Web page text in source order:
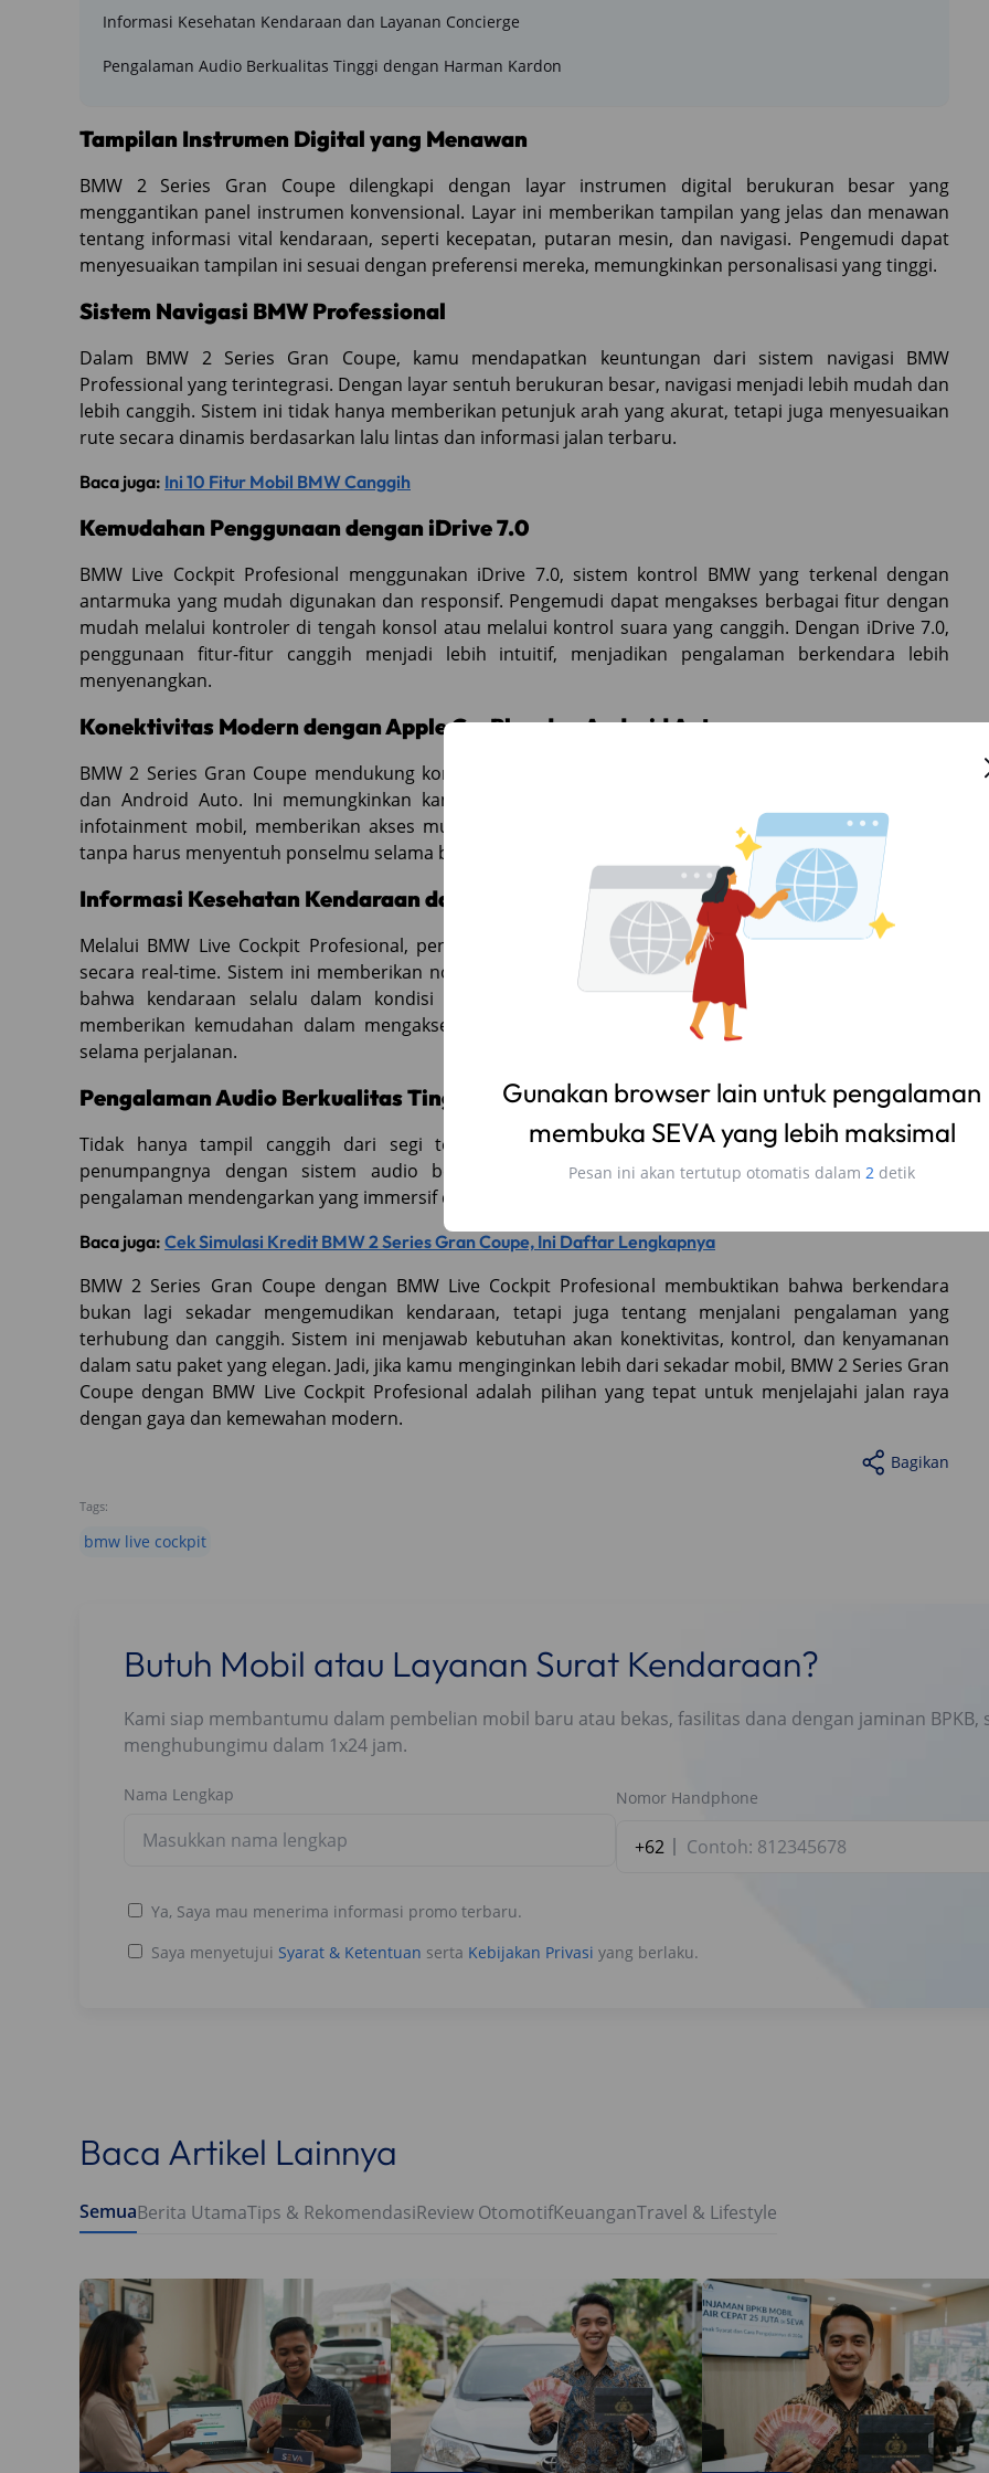
Gunakan browser lain untuk pengalaman
membuka SEVA yang lebih maksimal
Pesan ini akan tertutup otomatis dalam 1 detik
Informasi Kesehatan Kendaraan dan Layanan Concierge
Pengalaman Audio Berkualitas Tinggi dengan Harman Kardon
Tampilan Instrumen Digital yang Menawan
BMW 2 Series Gran Coupe dilengkapi dengan layar instrumen digital berukuran besar yang
menggantikan panel instrumen konvensional. Layar ini memberikan tampilan yang jelas dan menawan
tentang informasi vital kendaraan, seperti kecepatan, putaran mesin, dan navigasi. Pengemudi dapat
menyesuaikan tampilan ini sesuai dengan preferensi mereka, memungkinkan personalisasi yang tinggi.
Sistem Navigasi BMW Professional
Dalam BMW 2 Series Gran Coupe, kamu mendapatkan keuntungan dari sistem navigasi BMW
Professional yang terintegrasi. Dengan layar sentuh berukuran besar, navigasi menjadi lebih mudah dan
lebih canggih. Sistem ini tidak hanya memberikan petunjuk arah yang akurat, tetapi juga menyesuaikan
rute secara dinamis berdasarkan lalu lintas dan informasi jalan terbaru.
Baca juga: Ini 10 Fitur Mobil BMW Canggih
Kemudahan Penggunaan dengan iDrive 7.0
BMW Live Cockpit Profesional menggunakan iDrive 7.0, sistem kontrol BMW yang terkenal dengan
antarmuka yang mudah digunakan dan responsif. Pengemudi dapat mengakses berbagai fitur dengan
mudah melalui kontroler di tengah konsol atau melalui kontrol suara yang canggih. Dengan iDrive 7.0,
penggunaan fitur-fitur canggih menjadi lebih intuitif, menjadikan pengalaman berkendara lebih
menyenangkan.
Konektivitas Modern dengan Apple CarPlay dan Android Auto
BMW 2 Series Gran Coupe mendukung konektivitas modern dengan menyertakan fitur Apple CarPlay
dan Android Auto. Ini memungkinkan kamu mengintegrasikan perangkat pintarmu dengan sistem
infotainment mobil, memberikan akses mudah ke aplikasi, musik, dan navigasi yang kamu butuhkan
tanpa harus menyentuh ponselmu selama berkendara.
Informasi Kesehatan Kendaraan dan Layanan Concierge
Melalui BMW Live Cockpit Profesional, pengemudi dapat mengakses informasi kesehatan kendaraan
secara real-time. Sistem ini memberikan notifikasi perawatan dan servis yang diperlukan, memastikan
bahwa kendaraan selalu dalam kondisi optimal. Selain itu, layanan concierge yang terintegrasi
memberikan kemudahan dalam mengakses informasi atau bantuan yang mungkin kamu butuhkan
selama perjalanan.
Pengalaman Audio Berkualitas Tinggi dengan Harman Kardon
Tidak hanya tampil canggih dari segi teknologi, BMW 2 Series Gran Coupe juga memanjakan
penumpangnya dengan sistem audio berkualitas tinggi dari Harman Kardon. Ini menciptakan
pengalaman mendengarkan yang immersif dan menyenangkan di dalam kabin.
Baca juga: Cek Simulasi Kredit BMW 2 Series Gran Coupe, Ini Daftar Lengkapnya
BMW 2 Series Gran Coupe dengan BMW Live Cockpit Profesional membuktikan bahwa berkendara
bukan lagi sekadar mengemudikan kendaraan, tetapi juga tentang menjalani pengalaman yang
terhubung dan canggih. Sistem ini menjawab kebutuhan akan konektivitas, kontrol, dan kenyamanan
dalam satu paket yang elegan. Jadi, jika kamu menginginkan lebih dari sekadar mobil, BMW 2 Series Gran
Coupe dengan BMW Live Cockpit Profesional adalah pilihan yang tepat untuk menjelajahi jalan raya
dengan gaya dan kemewahan modern.
Bagikan
Tags:
bmw live cockpit
Butuh Mobil atau Layanan Surat Kendaraan?
Kami siap membantumu dalam pembelian mobil baru atau bekas, fasilitas dana dengan jaminan
menghubungimu dalam 1x24 jam.
Nama Lengkap Nomor Handphone
+62
Ya, Saya mau menerima informasi promo terbaru.
Saya menyetujui Syarat & Ketentuan serta Kebijakan Privasi yang berlaku.
Baca Artikel Lainnya
SemuaBerita UtamaTips & RekomendasiReview OtomotifKeuanganTravel & Lifestyle